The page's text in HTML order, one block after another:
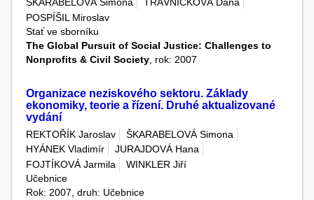
ŠKARABELOVÁ Simona
TRÁVNÍČKOVÁ Dana
POSPÍŠIL Miroslav
Stať ve sborníku
The Global Pursuit of Social Justice: Challenges to
Nonprofits & Civil Society , rok: 2007
Organizace neziskového sektoru. Základy
ekonomiky, teorie a řízení. Druhé aktualizované
vydání
REKTOŘÍK Jaroslav
ŠKARABELOVÁ Simona
HYÁNEK Vladimír
JURAJDOVÁ Hana
FOJTÍKOVÁ Jarmila
WINKLER Jiří
Učebnice
Rok: 2007, druh: Učebnice